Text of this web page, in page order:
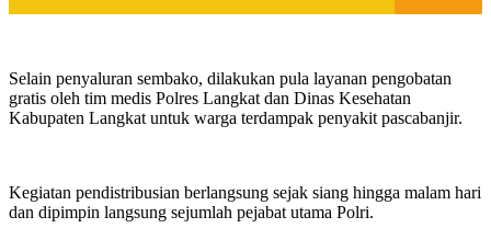
Selain penyaluran sembako, dilakukan pula layanan pengobatan
gratis oleh tim medis Polres Langkat dan Dinas Kesehatan
Kabupaten Langkat untuk warga terdampak penyakit pascabanjir.
Kegiatan pendistribusian berlangsung sejak siang hingga malam hari
dan dipimpin langsung sejumlah pejabat utama Polri.